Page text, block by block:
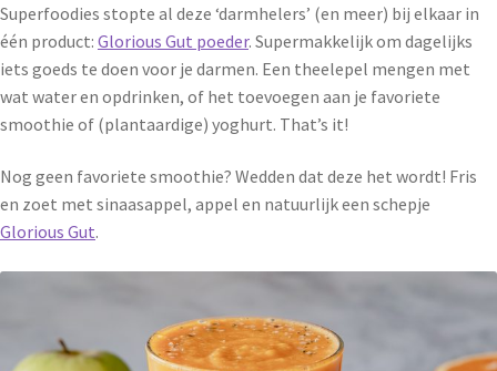
Superfoodies stopte al deze ‘darmhelers’ (en meer) bij elkaar in
één product: Glorious Gut poeder. Supermakkelijk om dagelijks
iets goeds te doen voor je darmen. Een theelepel mengen met
wat water en opdrinken, of het toevoegen aan je favoriete
smoothie of (plantaardige) yoghurt. That’s it!
Nog geen favoriete smoothie? Wedden dat deze het wordt! Fris
en zoet met sinaasappel, appel en natuurlijk een schepje
Glorious Gut.